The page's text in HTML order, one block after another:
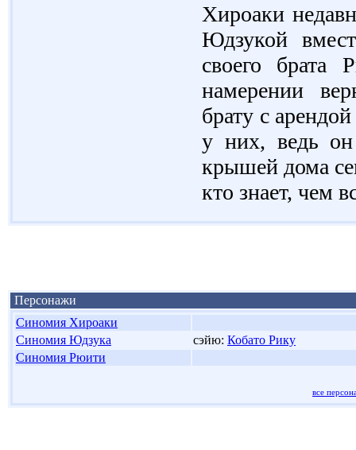
Хироаки
Юдзукой
своего брата
намерении
брату с
у них, ведь он
крышей дома
кто знает, чем
Персонажи
Синомия Хироаки
Синомия Юдзука
сэйю: Кобато Рику
Синомия Рюити
все